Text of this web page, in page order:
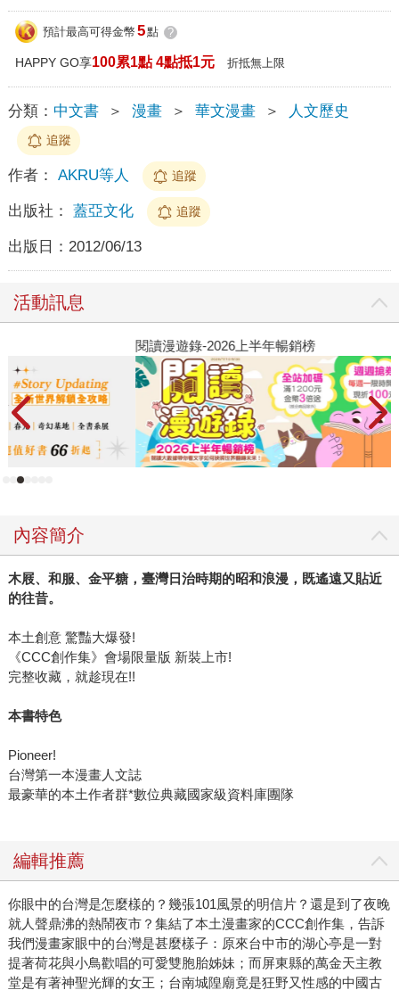
預計最高可得金幣 5點 ?
HAPPY GO享100累1點 4點抵1元 折抵無上限
分類： 中文書 ＞ 漫畫 ＞ 華文漫畫 ＞ 人文歷史
追蹤
作者： AKRU等人 追蹤
出版社： 蓋亞文化 追蹤
出版日： 2012/06/13
活動訊息
閱讀漫遊錄-2026上半年暢銷榜
內容簡介
木屐、和服、金平糖，臺灣日治時期的昭和浪漫，既遙遠又貼近
的往昔。
本土創意 驚豔大爆發!
《CCC創作集》會場限量版 新裝上市!
完整收藏，就趁現在!!
本書特色
Pioneer!
台灣第一本漫畫人文誌
最豪華的本土作者群*數位典藏國家級資料庫團隊
編輯推薦
你眼中的台灣是怎麼樣的？幾張101風景的明信片？還是到了夜晚
就人聲鼎沸的熱鬧夜市？集結了本土漫畫家的CCC創作集，告訴
我們漫畫家眼中的台灣是甚麼樣子：原來台中市的湖心亭是一對
提著荷花與小鳥歡唱的可愛雙胞胎姊妹；而屏東縣的萬金天主教
堂是有著神聖光輝的女王；台南城隍廟竟是狂野又性感的中國古